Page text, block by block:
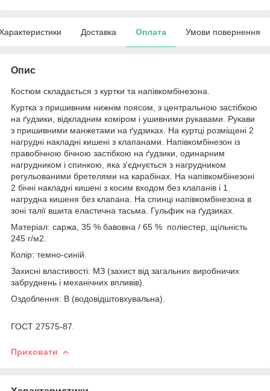
Доставка Оплата Умови повернення
Опис
Костюм складається з куртки та напівкомбінезона.
Куртка з пришивним нижнім поясом, з центральною застібкою
на ґудзики, відкладним коміром і ушивними рукавами. Рукави
з пришивними манжетами на ґудзиках. На куртці розміщені 2
нагрудні накладні кишені з клапанами. Напівкомбінезон із
правобічною бічною застібкою на ґудзики, одинарним
нагрудником і спинкою, яка з'єднується з нагрудником
регульованими бретелями на карабінах. На напівкомбінезоні
2 бічні накладні кишені з косим входом без клапанів і 1
нагрудна кишеня без клапана. На спинці напівкомбінезона в
зоні талії вшита еластична тасьма. Гульфик на ґудзиках.
Матеріал: саржа, 35 % бавовна / 65 % поліестер, щільність
245 г/м2.
Колір: темно-синій.
Захисні властивості: МЗ (захист від загальних виробничих
забруднень і механічних впливів).
Оздоблення: В (водовідштовхувальна).
ГОСТ 27575-87.
Приховати